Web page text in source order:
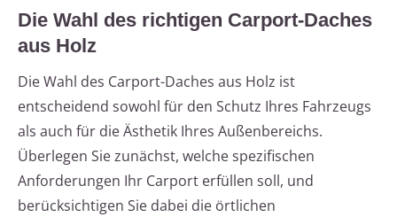
Die Wahl des richtigen Carport-Daches
aus Holz
Die Wahl des Carport-Daches aus Holz ist
entscheidend sowohl für den Schutz Ihres Fahrzeugs
als auch für die Ästhetik Ihres Außenbereichs.
Überlegen Sie zunächst, welche spezifischen
Anforderungen Ihr Carport erfüllen soll, und
berücksichtigen Sie dabei die örtlichen